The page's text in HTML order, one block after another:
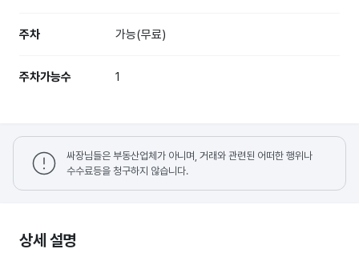
주차 가능(무료)
주차가능수 1
싸장님들은 부동산업체가 아니며, 거래와 관련된 어떠한 행위나
수수료등을 청구하지 않습니다.
상세 설명